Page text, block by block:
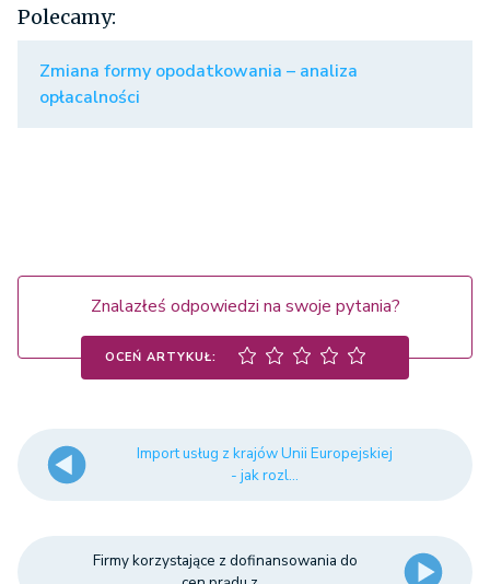
Polecamy:
Zmiana formy opodatkowania – analiza
opłacalności
Znalazłeś odpowiedzi na swoje pytania?
OCEŃ ARTYKUŁ:
Import usług z krajów Unii Europejskiej
- jak rozl...
Firmy korzystające z dofinansowania do